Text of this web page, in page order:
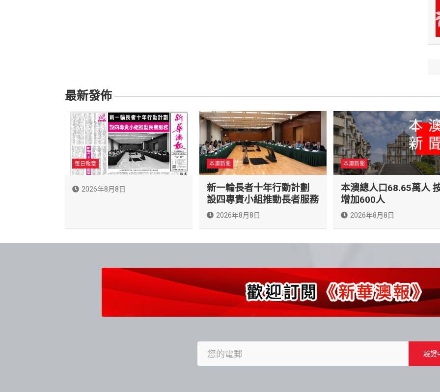
最新發佈
每日報章
2026年8月8日
本澳新聞
新一輪長者十年行動計劃
設四專責小組推動長者服務
2026年8月8日
本澳新聞
本澳總人口68.65萬人
增加600人
2026年8月8日